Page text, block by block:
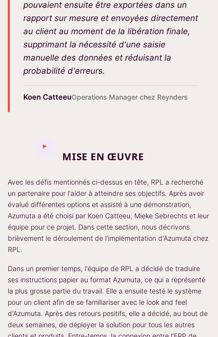
pouvaient ensuite être exportées dans un
rapport sur mesure et envoyées directement
au client au moment de la libération finale,
supprimant la nécessité d'une saisie
manuelle des données et réduisant la
probabilité d'erreurs.
Koen CatteeuOperations Manager chez Reynders
MISE EN ŒUVRE
Avec les défis mentionnés ci-dessus en tête, RPL a recherché
un partenaire pour l'aider à atteindre ses objectifs. Après avoir
évalué différentes options et assisté à une démonstration,
Azumuta a été choisi par Koen Catteeu, Mieke Sebrechts et leur
équipe pour ce projet. Dans cette section, nous décrivons
brièvement le déroulement de l'implémentation d'Azumuta chez
RPL.
Dans un premier temps, l'équipe de RPL a décidé de traduire
ses instructions papier au format Azumuta, ce qui a représenté
la plus grosse partie du travail. Elle a ensuite testé le système
pour un client afin de se familiariser avec le look and feel
d'Azumuta. Après des retours positifs, elle a décidé, au bout de
deux semaines, de déployer la solution pour tous les autres